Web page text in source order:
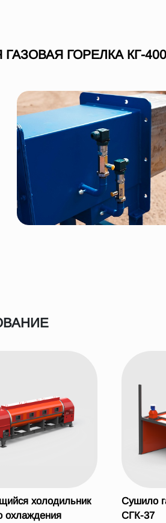
ГОРЕЛКА КГ-400
холодильник
охлаждения
Сушило
СГК-37